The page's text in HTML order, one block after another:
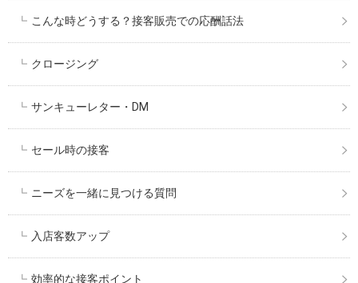
こんな時どうする？接客販売での応酬話法
クロージング
サンキューレター・DM
セール時の接客
ニーズを一緒に見つける質問
入店客数アップ
効率的な接客ポイント